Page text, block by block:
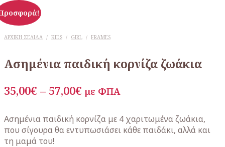
ΑΡΧΙΚΉ ΣΕΛΊΔΑ / KIDS / GIRL / FRAMES
Ασημένια παιδική κορνίζα ζωάκια
35,00€ – 57,00€ Price
35,00€
through
με ΦΠΑ
Ασημένια παιδική κορνίζα με 4 χαριτωμένα ζωάκια,
που σίγουρα θα εντυπωσιάσει κάθε παιδάκι, αλλά και
τη μαμά του!